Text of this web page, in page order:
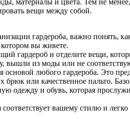
вещи между собой.
гардероба, важно понять,
вы живете.
гардероб и отделите вещи,
вышли из моды или не
основой любого гардероба. Это
или качественное пальто.
одежду и обувь, которая
вашему стилю и